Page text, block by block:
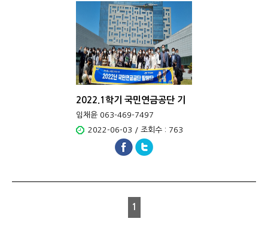
2022.1학기 국민연금공단 기
관 탐..
임채윤 063-469-7497
2022-06-03 / 조회수 : 763
1